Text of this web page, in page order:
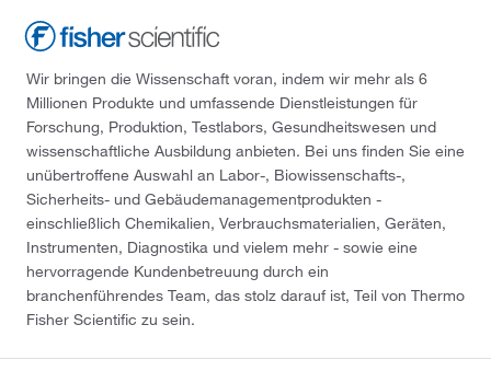
Wir bringen die Wissenschaft voran, indem wir mehr als 6
Millionen Produkte und umfassende Dienstleistungen für
Forschung, Produktion, Testlabors, Gesundheitswesen und
wissenschaftliche Ausbildung anbieten. Bei uns finden Sie eine
unübertroffene Auswahl an Labor-, Biowissenschafts-,
Sicherheits- und Gebäudemanagementprodukten -
einschließlich Chemikalien, Verbrauchsmaterialien, Geräten,
Instrumenten, Diagnostika und vielem mehr - sowie eine
hervorragende Kundenbetreuung durch ein
branchenführendes Team, das stolz darauf ist, Teil von Thermo
Fisher Scientific zu sein.